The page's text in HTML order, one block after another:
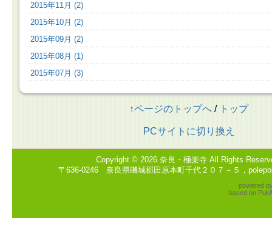
2015年11月 (2)
2015年10月 (2)
2015年09月 (2)
2015年08月 (1)
2015年07月 (3)
↑ページのトップへ / トップ
PCサイトに切り換え
Copyright © 2026 奈良・極楽寺 All Rights
〒636-0246 奈良県磯城郡田原本町千代２０７－５，
powered
based on